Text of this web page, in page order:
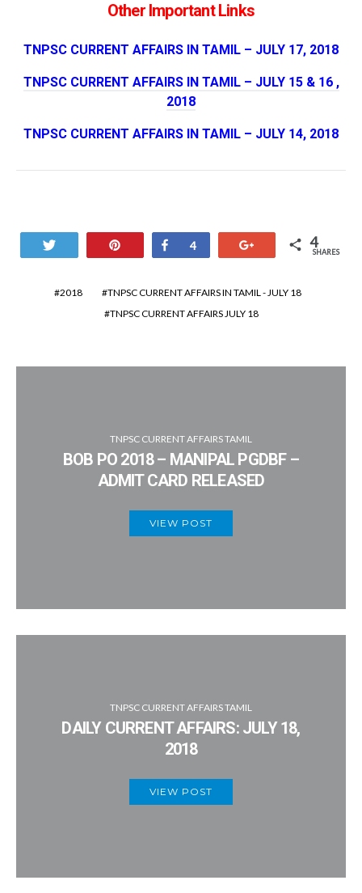
Other Important Links
TNPSC CURRENT AFFAIRS IN TAMIL – JULY 17, 2018
TNPSC CURRENT AFFAIRS IN TAMIL – JULY 15 & 16 ,
2018
TNPSC CURRENT AFFAIRS IN TAMIL – JULY 14, 2018
Share
4 4
SHARES
2018
TNPSC CURRENT AFFAIRS IN TAMIL - JULY 18
TNPSC CURRENT AFFAIRS JULY 18
TNPSC CURRENT AFFAIRS TAMIL
BOB PO 2018 – MANIPAL PGDBF –
ADMIT CARD RELEASED
VIEW POST
TNPSC CURRENT AFFAIRS TAMIL
DAILY CURRENT AFFAIRS: JULY 18,
2018
VIEW POST